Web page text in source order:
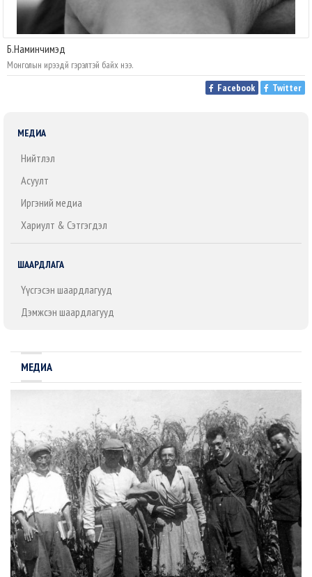
Б.Наминчимэд
Монголын ирээдүй гэрэлтэй байх нээ.
Facebook
Twitter
МЕДИА
Нийтлэл
Асуулт
Иргэний медиа
Хариулт & Сэтгэгдэл
ШААРДЛАГА
Үүсгэсэн шаардлагууд
Дэмжсэн шаардлагууд
МЕДИА